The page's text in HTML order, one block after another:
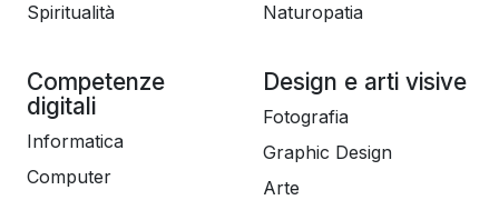
Spiritualità
Naturopatia
Competenze
digitali
Informatica
Computer
Design e arti visive
Fotografia
Graphic Design
Arte